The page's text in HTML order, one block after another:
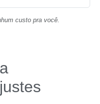
custo pra você.